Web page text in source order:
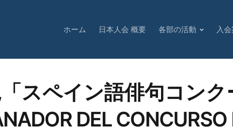
ホーム 日本人会 概要 各部の活動 入
スペイン語俳句コンク
DEL CONCURSO